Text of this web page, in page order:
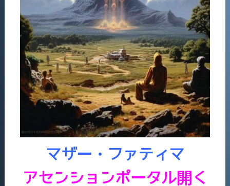
マザー・ファティマ
アセンションポータル開く